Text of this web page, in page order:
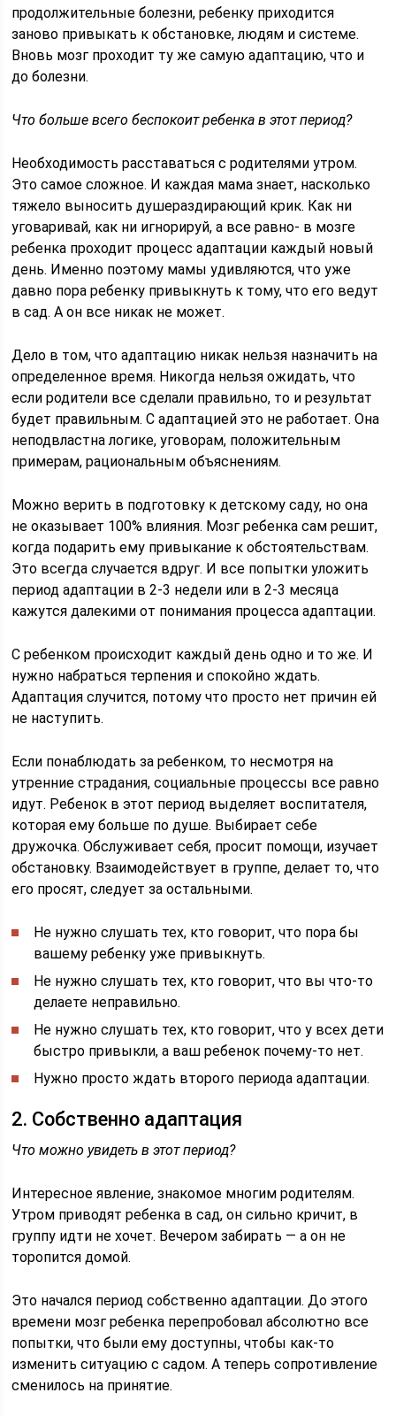
продолжительные болезни, ребенку приходится
заново привыкать к обстановке, людям и системе.
Вновь мозг проходит ту же самую адаптацию, что и
до болезни.
Что больше всего беспокоит ребенка в этот период?
Необходимость расставаться с родителями утром.
Это самое сложное. И каждая мама знает, насколько
тяжело выносить душераздирающий крик. Как ни
уговаривай, как ни игнорируй, а все равно- в мозге
ребенка проходит процесс адаптации каждый новый
день. Именно поэтому мамы удивляются, что уже
давно пора ребенку привыкнуть к тому, что его ведут
в сад. А он все никак не может.
Дело в том, что адаптацию никак нельзя назначить на
определенное время. Никогда нельзя ожидать, что
если родители все сделали правильно, то и результат
будет правильным. С адаптацией это не работает. Она
неподвластна логике, уговорам, положительным
примерам, рациональным объяснениям.
Можно верить в подготовку к детскому саду, но она
не оказывает 100% влияния. Мозг ребенка сам решит,
когда подарить ему привыкание к обстоятельствам.
Это всегда случается вдруг. И все попытки уложить
период адаптации в 2-3 недели или в 2-3 месяца
кажутся далекими от понимания процесса адаптации.
С ребенком происходит каждый день одно и то же. И
нужно набраться терпения и спокойно ждать.
Адаптация случится, потому что просто нет причин ей
не наступить.
Если понаблюдать за ребенком, то несмотря на
утренние страдания, социальные процессы все равно
идут. Ребенок в этот период выделяет воспитателя,
которая ему больше по душе. Выбирает себе
дружочка. Обслуживает себя, просит помощи, изучает
обстановку. Взаимодействует в группе, делает то, что
его просят, следует за остальными.
Не нужно слушать тех, кто говорит, что пора бы
вашему ребенку уже привыкнуть.
Не нужно слушать тех, кто говорит, что вы что-то
делаете неправильно.
Не нужно слушать тех, кто говорит, что у всех дети
быстро привыкли, а ваш ребенок почему-то нет.
Нужно просто ждать второго периода адаптации.
2. Собственно адаптация
Что можно увидеть в этот период?
Интересное явление, знакомое многим родителям.
Утром приводят ребенка в сад, он сильно кричит, в
группу идти не хочет. Вечером забирать — а он не
торопится домой.
Это начался период собственно адаптации. До этого
времени мозг ребенка перепробовал абсолютно все
попытки, что были ему доступны, чтобы как-то
изменить ситуацию с садом. А теперь сопротивление
сменилось на принятие.